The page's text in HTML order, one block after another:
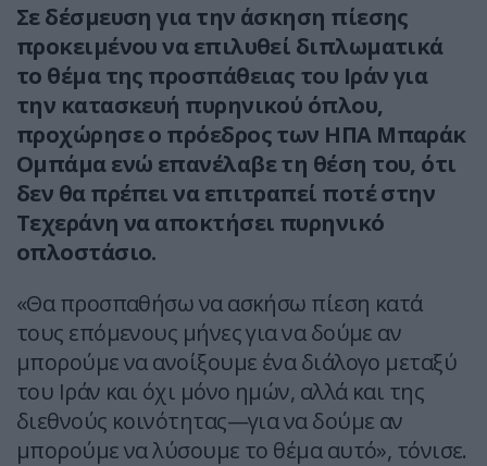
Σε δέσμευση για την άσκηση πίεσης
προκειμένου να επιλυθεί διπλωματικά
το θέμα της προσπάθειας του Ιράν για
την κατασκευή πυρηνικού όπλου,
προχώρησε ο πρόεδρος των ΗΠΑ Μπαράκ
Ομπάμα ενώ επανέλαβε τη θέση του, ότι
δεν θα πρέπει να επιτραπεί ποτέ στην
Τεχεράνη να αποκτήσει πυρηνικό
οπλοστάσιο.
«Θα προσπαθήσω να ασκήσω πίεση κατά
τους επόμενους μήνες για να δούμε αν
μπορούμε να ανοίξουμε ένα διάλογο μεταξύ
του Ιράν και όχι μόνο ημών, αλλά και της
διεθνούς κοινότητας—για να δούμε αν
μπορούμε να λύσουμε το θέμα αυτό», τόνισε.